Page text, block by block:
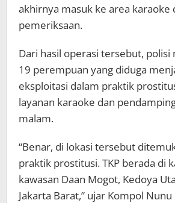
akhirnya masuk ke area karaoke
pemeriksaan.
Dari hasil operasi tersebut, polisi
19 perempuan yang diduga
eksploitasi dalam praktik
layanan karaoke dan
malam.
“Benar, di lokasi tersebut
praktik prostitusi. TKP berada di
kawasan Daan Mogot, Kedoya
Jakarta Barat,” ujar Kompol